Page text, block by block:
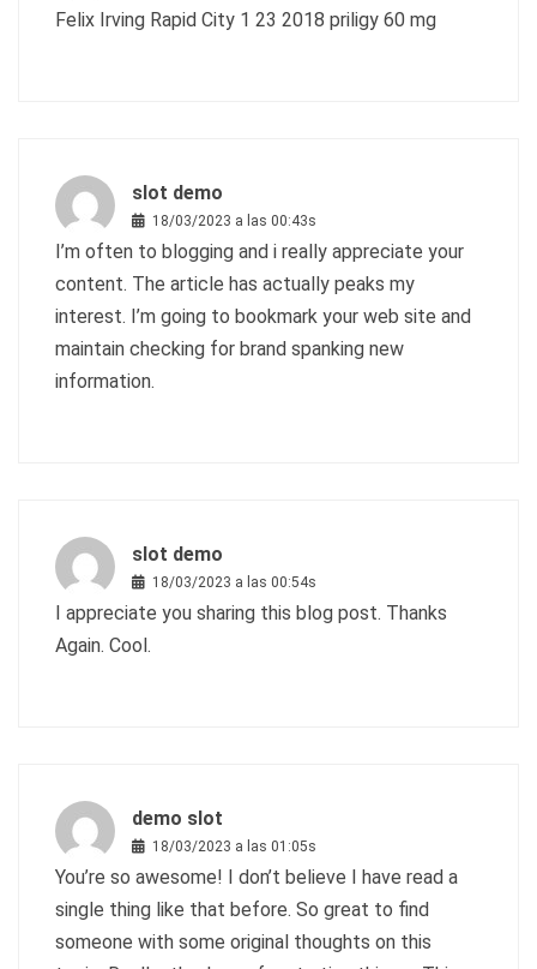
Felix Irving Rapid City 1 23 2018 priligy 60 mg
slot demo
18/03/2023 a las 00:43s
I’m often to blogging and i really appreciate your
content. The article has actually peaks my
interest. I’m going to bookmark your web site and
maintain checking for brand spanking new
information.
slot demo
18/03/2023 a las 00:54s
I appreciate you sharing this blog post. Thanks
Again. Cool.
demo slot
18/03/2023 a las 01:05s
You’re so awesome! I don’t believe I have read a
single thing like that before. So great to find
someone with some original thoughts on this